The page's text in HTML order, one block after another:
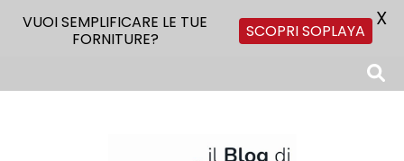
VUOI SEMPLIFICARE LE TUE
FORNITURE?
SCOPRI SOPLAYA X